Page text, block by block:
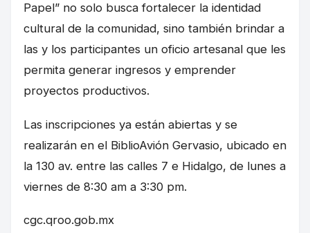
Papel” no solo busca fortalecer la identidad
cultural de la comunidad, sino también brindar a
las y los participantes un oficio artesanal que les
permita generar ingresos y emprender
proyectos productivos.
Las inscripciones ya están abiertas y se
realizarán en el BiblioAvión Gervasio, ubicado en
la 130 av. entre las calles 7 e Hidalgo, de lunes a
viernes de 8:30 am a 3:30 pm.
cgc.qroo.gob.mx